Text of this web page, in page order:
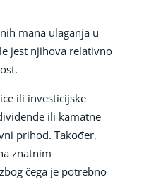
mana ulaganja u
jest njihova relativno
ili investicijske
ili kamatne
prihod. Također,
znatnim
čega je potrebno